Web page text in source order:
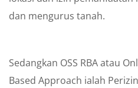
dan mengurus tanah.
Sedangkan OSS RBA atau
Based Approach ialah